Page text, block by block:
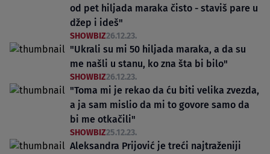
od pet hiljada maraka čisto - staviš pare u
džep i ideš"
SHOWBIZ26.12.23.
"Ukrali su mi 50 hiljada maraka, a da su
me našli u stanu, ko zna šta bi bilo"
SHOWBIZ26.12.23.
"Toma mi je rekao da ću biti velika zvezda,
a ja sam mislio da mi to govore samo da
bi me otkačili"
SHOWBIZ25.12.23.
Aleksandra Prijović je treći najtraženiji